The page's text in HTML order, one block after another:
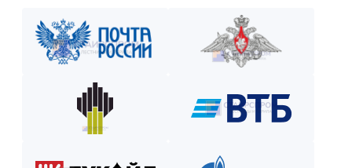
Рассчитаем стоимость, подберём вариант расчёта и начнём
Как оплатить? Пошаговая инструкция
Оставьте заявку на сайте или по телефону.
Получите смету и договор.
Внесите предоплату (если требуется).